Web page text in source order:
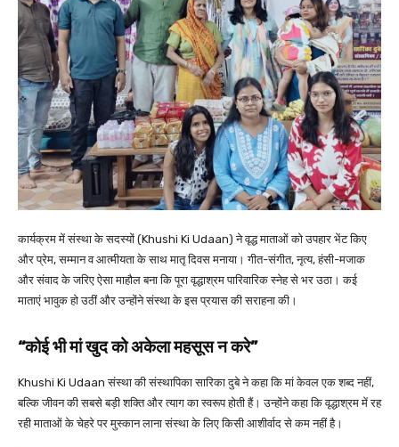
कार्यक्रम में संस्था के सदस्यों (Khushi Ki Udaan) ने वृद्ध माताओं को उपहार भेंट किए
और प्रेम, सम्मान व आत्मीयता के साथ मातृ दिवस मनाया। गीत-संगीत, नृत्य, हंसी-मजाक
और संवाद के जरिए ऐसा माहौल बना कि पूरा वृद्धाश्रम पारिवारिक स्नेह से भर उठा। कई
माताएं भावुक हो उठीं और उन्होंने संस्था के इस प्रयास की सराहना की।
“कोई भी मां खुद को अकेला महसूस न करे”
Khushi Ki Udaan संस्था की संस्थापिका सारिका दुबे ने कहा कि मां केवल एक शब्द नहीं,
बल्कि जीवन की सबसे बड़ी शक्ति और त्याग का स्वरूप होती हैं। उन्होंने कहा कि वृद्धाश्रम में रह
रही माताओं के चेहरे पर मुस्कान लाना संस्था के लिए किसी आशीर्वाद से कम नहीं है।